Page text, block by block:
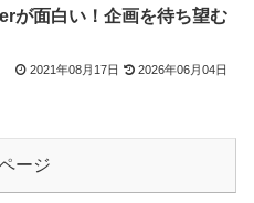
が面白い！企画を待ち望む
2021年08月17日 2026年06月04日
ージ